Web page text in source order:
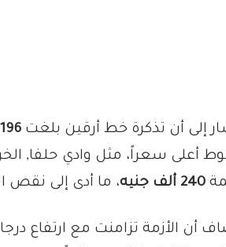
إلى أن تذكرة خط أرقين بلغت 196 ألف جنيه
أعلى سعراً، مثل وادي حلفا,
240 ألف جنيه ، ما أدى إلى نقص
أن الأزمة تزامنت مع ارتفاع